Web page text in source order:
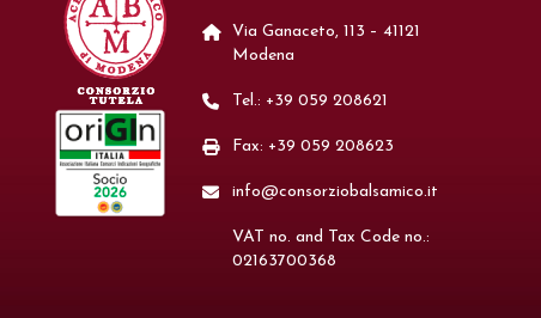
Via Ganaceto, 113 – 41121
Modena
Tel.: +39 059 208621
Fax: +39 059 208623
info@consorziobalsamico.it
VAT no. and Tax Code no.:
02163700368